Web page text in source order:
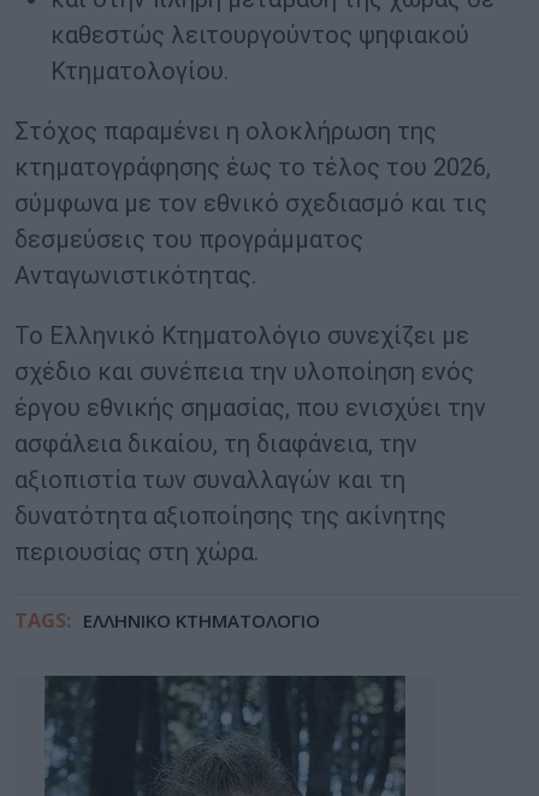
καθεστώς λειτουργούντος ψηφιακού
Κτηματολογίου.
Στόχος παραμένει η ολοκλήρωση της
κτηματογράφησης έως το τέλος του 2026,
σύμφωνα με τον εθνικό σχεδιασμό και τις
δεσμεύσεις του προγράμματος
Ανταγωνιστικότητας.
Το Ελληνικό Κτηματολόγιο συνεχίζει με
σχέδιο και συνέπεια την υλοποίηση ενός
έργου εθνικής σημασίας, που ενισχύει την
ασφάλεια δικαίου, τη διαφάνεια, την
αξιοπιστία των συναλλαγών και τη
δυνατότητα αξιοποίησης της ακίνητης
περιουσίας στη χώρα.
TAGS: ΕΛΛΗΝΙΚΟ ΚΤΗΜΑΤΟΛΟΓΙΟ